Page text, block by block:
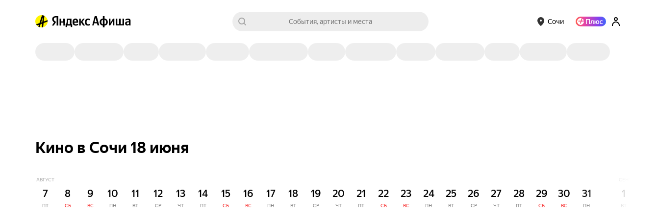
События, артисты и места Сочи
Кино в Сочи 18 июня
АВГУСТ
7
ПТ
8
СБ
9
ВС
10
ПН
11
ВТ
12
СР
13
ЧТ
14
ПТ
15
СБ
16
ВС
17
ПН
18
ВТ
19
СР
20
ЧТ
21
ПТ
22
СБ
23
ВС
24
ПН
25
ВТ
26
СР
27
ЧТ
28
ПТ
29
СБ
30
ВС
31
ПН
1
ВТ